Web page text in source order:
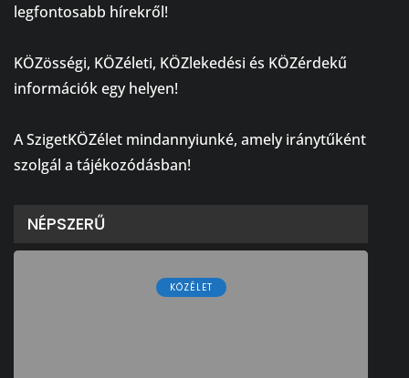
legfontosabb hírekről!
KÖZösségi, KÖZéleti, KÖZlekedési és KÖZérdekű
információk egy helyen!
A SzigetKÖZélet mindannyiunké, amely iránytűként
szolgál a tájékozódásban!
NÉPSZERŰ
KÖZÉLET